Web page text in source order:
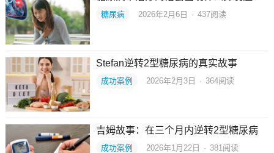
糖尿病 2026年2月6日 · 437阅读
Stefan逆转2型糖尿病的真实故事
成功案例 2026年2月3日 · 364阅读
吉姆故事：在三个月内逆转2型糖尿病
成功案例 2026年1月22日 · 381 阅读